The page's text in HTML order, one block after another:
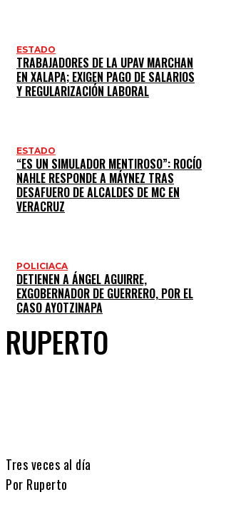
ESTADO
TRABAJADORES DE LA UPAV MARCHAN
EN XALAPA; EXIGEN PAGO DE SALARIOS
Y REGULARIZACIÓN LABORAL
ESTADO
“ES UN SIMULADOR MENTIROSO”: ROCÍO
NAHLE RESPONDE A MÁYNEZ TRAS
DESAFUERO DE ALCALDES DE MC EN
VERACRUZ
POLICIACA
DETIENEN A ÁNGEL AGUIRRE,
EXGOBERNADOR DE GUERRERO, POR EL
CASO AYOTZINAPA
RUPERTO
Tres veces al día
Por Ruperto